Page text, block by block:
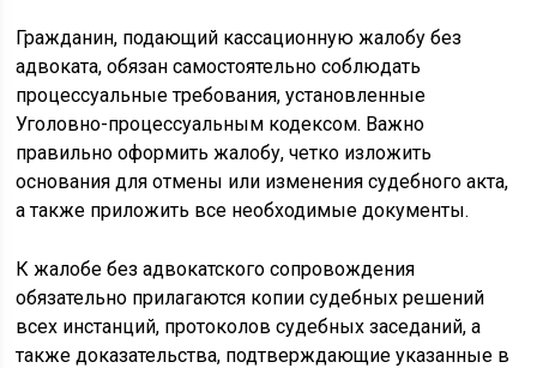
Гражданин, подающий кассационную жалобу без
адвоката, обязан самостоятельно соблюдать
процессуальные требования, установленные
Уголовно-процессуальным кодексом. Важно
правильно оформить жалобу, четко изложить
основания для отмены или изменения судебного акта,
а также приложить все необходимые документы.
К жалобе без адвокатского сопровождения
обязательно прилагаются копии судебных решений
всех инстанций, протоколов судебных заседаний, а
также доказательства, подтверждающие указанные в